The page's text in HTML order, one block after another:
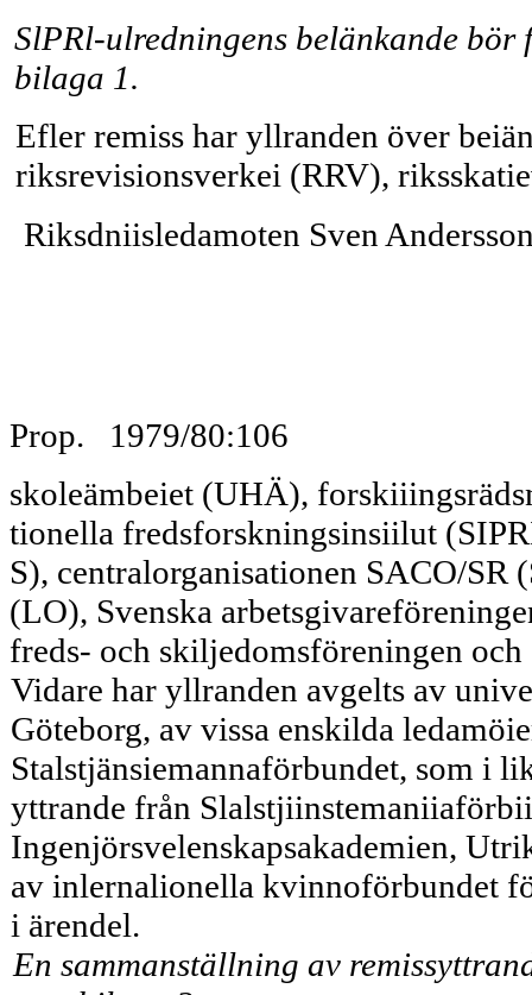
SlPRl-ulredningens belänkande
bilaga 1.
Efler remiss har yllranden över
riksrevisionsverkei (RRV),
Riksdniisledamoten Sven
Prop. 1979/80:106
skoleämbeiet (UHÄ),
tionella fredsforskningsinsiilut
S), centralorganisationen SACO/SR
(LO), Svenska
freds- och skiljedomsföreningen
Vidare har yllranden avgelts av
Göteborg, av vissa enskilda
Stalstjänsiemannaförbundet, som i
yttrande från
Ingenjörsvelenskapsakademien,
av inlernalionella kvinnoförbundet
i ärendel.
En sammanställning av